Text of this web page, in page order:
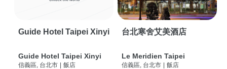
Guide Hotel Taipei Xinyi
Guide Hotel Taipei Xinyi
信義區, 台北市 | 飯店
台北寒舍艾美酒店
Le Meridien Taipei
信義區, 台北市 | 飯店